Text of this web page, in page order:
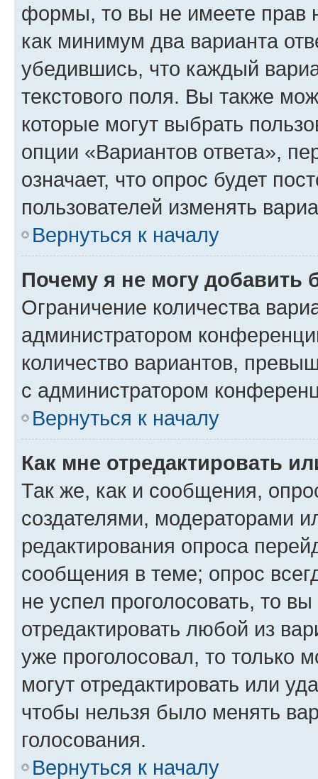
формы, то вы не имеете прав
как минимум два варианта
убедившись, что каждый
текстового поля. Вы также
которые могут выбрать
опции «Вариантов ответа»,
означает, что опрос будет
пользователей изменять
Вернуться к началу
Почему я не могу добавить
Ограничение количества
администратором
количество вариантов,
с администратором
Вернуться к началу
Как мне отредактировать
Так же, как и сообщения,
создателями, модераторами
редактирования опроса
сообщения в теме; опрос
не успел проголосовать, то
отредактировать любой из
уже проголосовал, то только
могут отредактировать или
чтобы нельзя было менять
голосования.
Вернуться к началу